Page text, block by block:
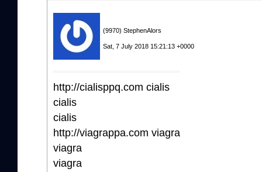
(9970) StephenAlors
Sat, 7 July 2018 15:21:13 +0000
http://cialisppq.com cialis
cialis
cialis
http://viagrappa.com viagra
viagra
viagra